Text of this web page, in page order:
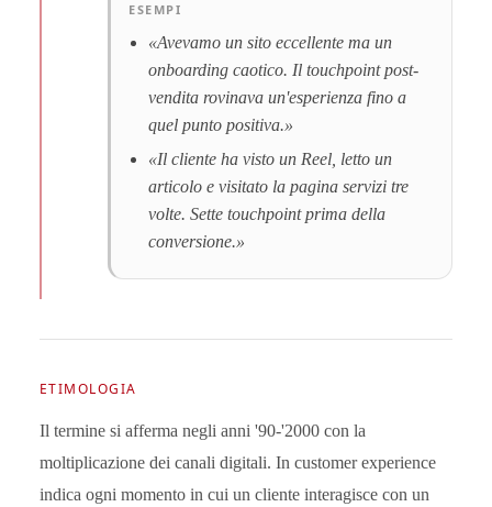
ESEMPI
«Avevamo un sito eccellente ma un
onboarding caotico. Il touchpoint post-
vendita rovinava un'esperienza fino a
quel punto positiva.»
«Il cliente ha visto un Reel, letto un
articolo e visitato la pagina servizi tre
volte. Sette touchpoint prima della
conversione.»
ETIMOLOGIA
Il termine si afferma negli anni '90-'2000 con la
moltiplicazione dei canali digitali. In customer experience
indica ogni momento in cui un cliente interagisce con un